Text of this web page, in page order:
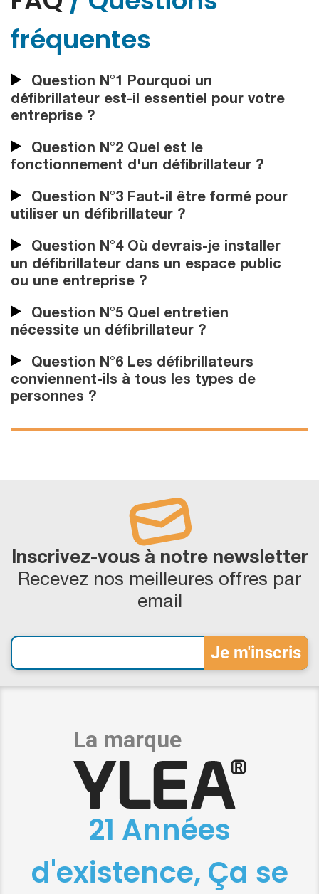
fréquentes
Question N°1 Pourquoi un
défibrillateur est-il essentiel pour votre
entreprise ?
Question N°2 Quel est le
fonctionnement d'un défibrillateur ?
Question N°3 Faut-il être formé pour
utiliser un défibrillateur ?
Question N°4 Où devrais-je installer
un défibrillateur dans un espace public
ou une entreprise ?
Question N°5 Quel entretien
nécessite un défibrillateur ?
Question N°6 Les défibrillateurs
conviennent-ils à tous les types de
personnes ?
Inscrivez-vous à notre newsletter
Recevez nos meilleures offres par
email
21 Années
d'existence, Ça se